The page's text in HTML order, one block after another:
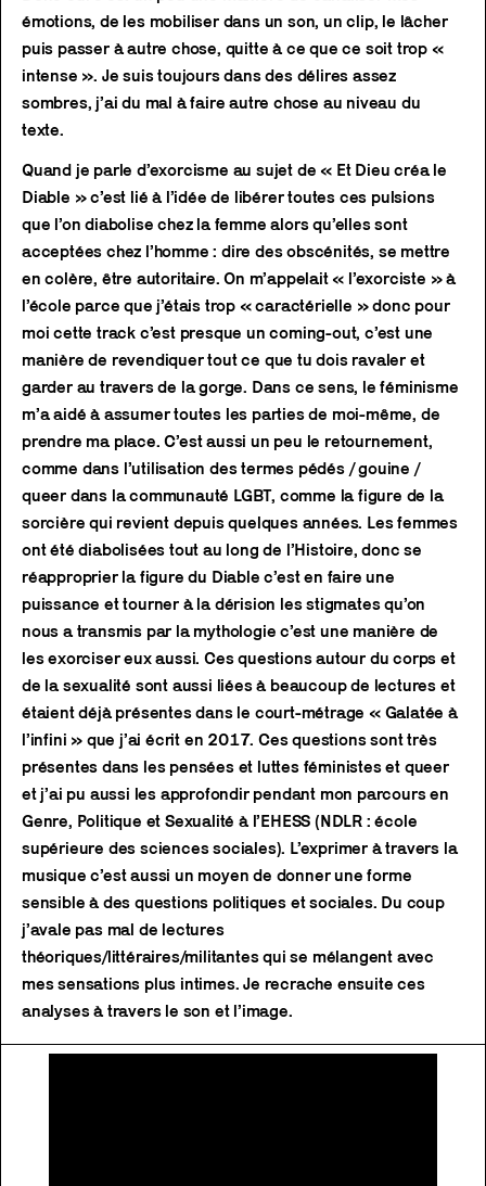
émotions, de les mobiliser dans un son, un clip, le lâcher
puis passer à autre chose, quitte à ce que ce soit trop «
intense ». Je suis toujours dans des délires assez
sombres, j’ai du mal à faire autre chose au niveau du
texte.
Quand je parle d’exorcisme au sujet de « Et Dieu créa le
Diable » c’est lié à l’idée de libérer toutes ces pulsions
que l’on diabolise chez la femme alors qu’elles sont
acceptées chez l’homme : dire des obscénités, se mettre
en colère, être autoritaire. On m’appelait « l’exorciste » à
l’école parce que j’étais trop « caractérielle » donc pour
moi cette track c’est presque un coming-out, c’est une
manière de revendiquer tout ce que tu dois ravaler et
garder au travers de la gorge. Dans ce sens, le féminisme
m’a aidé à assumer toutes les parties de moi-même, de
prendre ma place. C’est aussi un peu le retournement,
comme dans l’utilisation des termes pédés / gouine /
queer dans la communauté LGBT, comme la figure de la
sorcière qui revient depuis quelques années. Les femmes
ont été diabolisées tout au long de l’Histoire, donc se
réapproprier la figure du Diable c’est en faire une
puissance et tourner à la dérision les stigmates qu’on
nous a transmis par la mythologie c’est une manière de
les exorciser eux aussi. Ces questions autour du corps et
de la sexualité sont aussi liées à beaucoup de lectures et
étaient déjà présentes dans le court-métrage « Galatée à
l’infini » que j’ai écrit en 2017. Ces questions sont très
présentes dans les pensées et luttes féministes et queer
et j’ai pu aussi les approfondir pendant mon parcours en
Genre, Politique et Sexualité à l’EHESS (NDLR : école
supérieure des sciences sociales). L’exprimer à travers la
musique c’est aussi un moyen de donner une forme
sensible à des questions politiques et sociales. Du coup
j’avale pas mal de lectures
théoriques/littéraires/militantes qui se mélangent avec
mes sensations plus intimes. Je recrache ensuite ces
analyses à travers le son et l’image.